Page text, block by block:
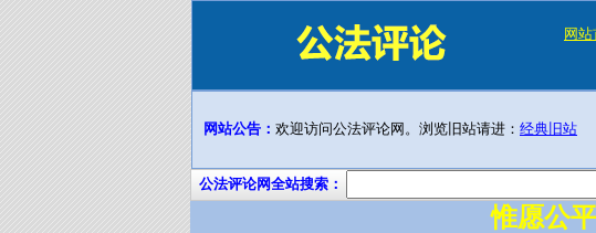
网
网站公告： 欢迎访问公法评论网。浏览旧站请进： 经典旧站
公法评论网全站搜索：
惟愿公